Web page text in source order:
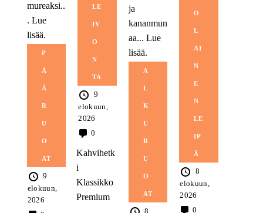
mureaksi..
. Lue
lisää.
P
Ä
Ä
R
U
O
AT
9
elokuun,
2026
LE
IV
O
N
TA
9
elokuun,
2026
0
Kahvihetk
i
Klassikko
Premium
ja
kananmun
aa... Lue
lisää.
A
L
K
U
R
U
O
AT
8
O
L
AI
N
E
N
LE
IP
Ä
8
elokuun,
2026
0